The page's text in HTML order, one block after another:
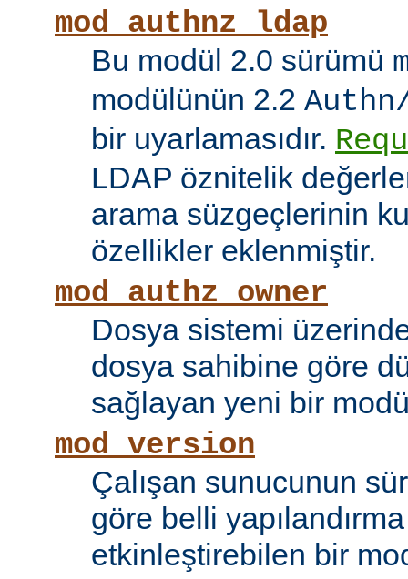
mod_authnz_ldap
Bu modül 2.0 sürümü
modülünün 2.2
bir uyarlamasıdır.
LDAP öznitelik
arama süzgeçlerinin
özellikler eklenmiştir.
mod_authz_owner
Dosya sistemi
dosya sahibine göre
sağlayan yeni bir
mod_version
Çalışan sunucunun
göre belli yapılandırma
etkinleştirebilen bir